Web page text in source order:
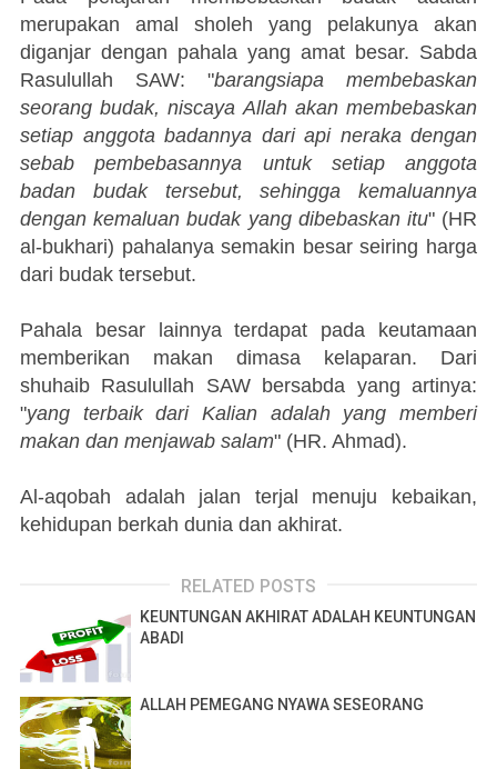
merupakan amal sholeh yang pelakunya akan
diganjar dengan pahala yang amat besar. Sabda
Rasulullah SAW: "barangsiapa membebaskan
seorang budak, niscaya Allah akan membebaskan
setiap anggota badannya dari api neraka dengan
sebab pembebasannya untuk setiap anggota
badan budak tersebut, sehingga kemaluannya
dengan kemaluan budak yang dibebaskan itu" (HR
al-bukhari) pahalanya semakin besar seiring harga
dari budak tersebut.
Pahala besar lainnya terdapat pada keutamaan
memberikan makan dimasa kelaparan. Dari
shuhaib Rasulullah SAW bersabda yang artinya:
"yang terbaik dari Kalian adalah yang memberi
makan dan menjawab salam" (HR. Ahmad).
Al-aqobah adalah jalan terjal menuju kebaikan,
kehidupan berkah dunia dan akhirat.
RELATED POSTS
KEUNTUNGAN AKHIRAT ADALAH KEUNTUNGAN
ABADI
ALLAH PEMEGANG NYAWA SESEORANG